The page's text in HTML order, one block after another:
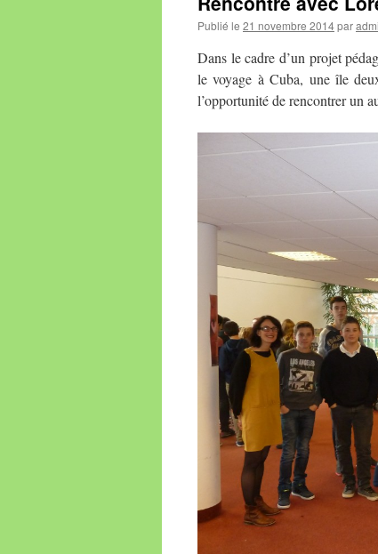
Publié le 21 novembre 2014par
Dans le cadre d’un projet
le voyage à Cuba, une île
l’opportunité de rencontrer un